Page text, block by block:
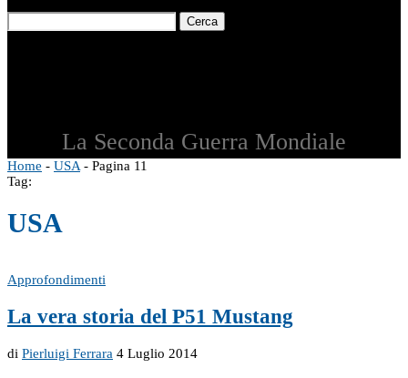
Cerca
La Seconda Guerra Mondiale
Home - USA - Pagina 11
Tag:
USA
Approfondimenti
La vera storia del P51 Mustang
di Pierluigi Ferrara 4 Luglio 2014